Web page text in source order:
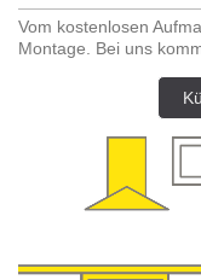
Vom kostenlosen
Montage. Bei uns